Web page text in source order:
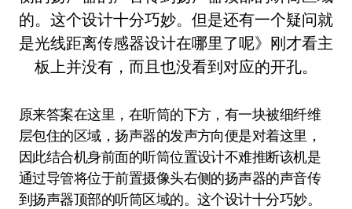
原来答案在这里，在听筒的下方，有一块被细纤维
层包住的区域，扬声器的发声方向便是对着这里，
因此结合机身前面的听筒位置设计不难推断该机是
通过导管将位于前置摄像头右侧的扬声器的声音传
到扬声器顶部的听筒区域的。这个设计十分巧妙。